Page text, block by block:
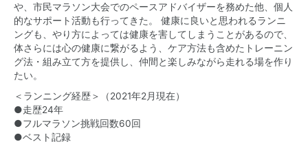
や、市民マラソン大会でのペースアドバイザーを務めた他、個人
的なサポート活動も行ってきた。 健康に良いと思われるランニ
ングも、やり方によっては健康を害してしまうことがあるので、
体さらには心の健康に繋がるよう、ケア方法も含めたトレーニン
グ法・組み立て方を提供し、仲間と楽しみながら走れる場を作り
たい。
＜ランニング経歴＞（2021年2月現在）
●走歴24年
●フルマラソン挑戦回数60回
●ベスト記録